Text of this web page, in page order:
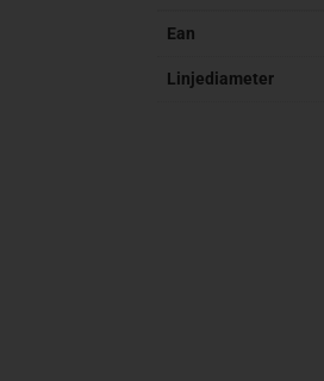
Ean
Linjediameter